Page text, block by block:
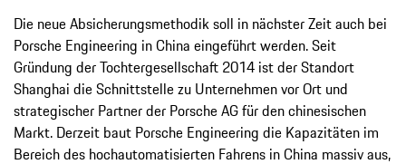
Die neue Absicherungsmethodik soll in nächster Zeit auch bei
Porsche Engineering in China eingeführt werden. Seit
Gründung der Tochtergesellschaft 2014 ist der Standort
Shanghai die Schnittstelle zu Unternehmen vor Ort und
strategischer Partner der Porsche AG für den chinesischen
Markt. Derzeit baut Porsche Engineering die Kapazitäten im
Bereich des hochautomatisierten Fahrens in China massiv aus,